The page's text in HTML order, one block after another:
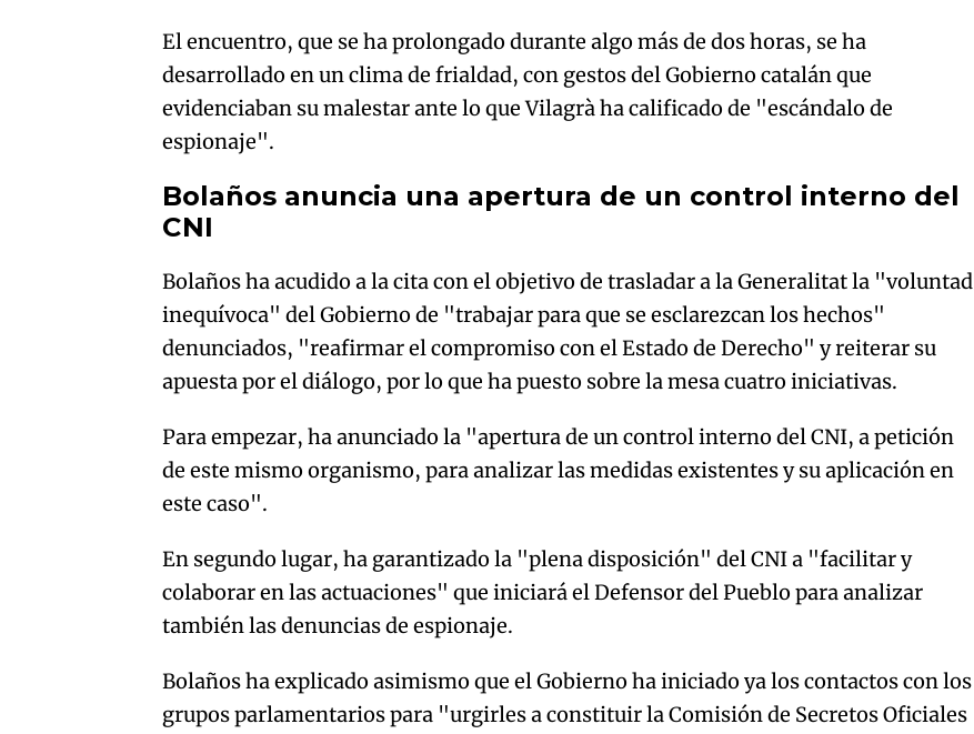
El encuentro, que se ha prolongado durante algo más de dos horas, se ha
desarrollado en un clima de frialdad, con gestos del Gobierno catalán que
evidenciaban su malestar ante lo que Vilagrà ha calificado de "escándalo de
espionaje".
Bolaños anuncia una apertura de un control interno del
CNI
Bolaños ha acudido a la cita con el objetivo de trasladar a la Generalitat la "voluntad
inequívoca" del Gobierno de "trabajar para que se esclarezcan los hechos"
denunciados, "reafirmar el compromiso con el Estado de Derecho" y reiterar su
apuesta por el diálogo, por lo que ha puesto sobre la mesa cuatro iniciativas.
Para empezar, ha anunciado la "apertura de un control interno del CNI, a petición
de este mismo organismo, para analizar las medidas existentes y su aplicación en
este caso".
En segundo lugar, ha garantizado la "plena disposición" del CNI a "facilitar y
colaborar en las actuaciones" que iniciará el Defensor del Pueblo para analizar
también las denuncias de espionaje.
Bolaños ha explicado asimismo que el Gobierno ha iniciado ya los contactos con los
grupos parlamentarios para "urgirles a constituir la Comisión de Secretos Oficiales